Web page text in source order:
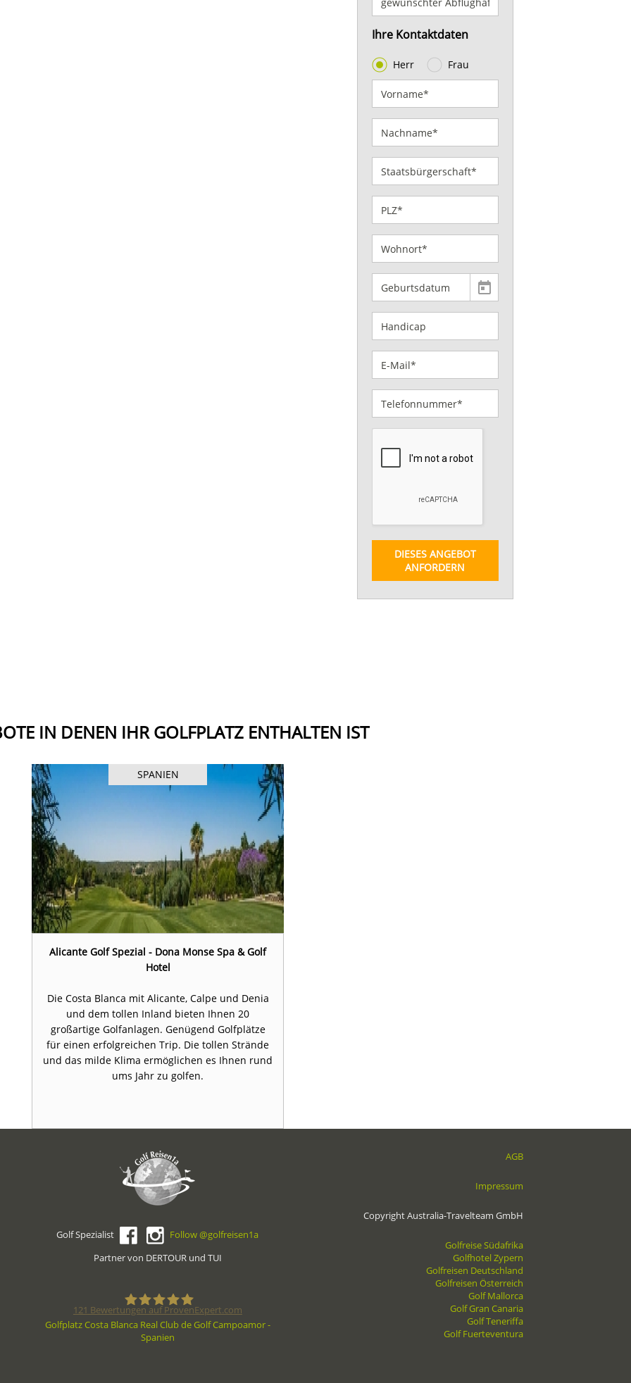
Ihre Kontaktdaten
Herr Frau
DIESES ANGEBOT
ANFORDERN
IN DENEN IHR GOLFPLATZ ENTHALTEN IST
SPANIEN
Alicante Golf Spezial - Dona Monse Spa & Golf
Hotel
Die Costa Blanca mit Alicante, Calpe und Denia
und dem tollen Inland bieten Ihnen 20
großartige Golfanlagen. Genügend Golfplätze
für einen erfolgreichen Trip. Die tollen Strände
und das milde Klima ermöglichen es Ihnen rund
ums Jahr zu golfen.
Golf Spezialist
Follow @golfreisen1a
Partner von DERTOUR und TUI
Golfreisen1a - Golfreisen vom
121 Bewertungen auf ProvenExpert.com
Golfplatz Costa Blanca Real Club de Golf Campoamor -
Spanien
AGB
Impressum
Copyright Australia-Travelteam GmbH
Golfreise Südafrika
Golfhotel Zypern
Golfreisen Deutschland
Golfreisen Österreich
Golf Mallorca
Golf Gran Canaria
Golf Teneriffa
Golf Fuerteventura